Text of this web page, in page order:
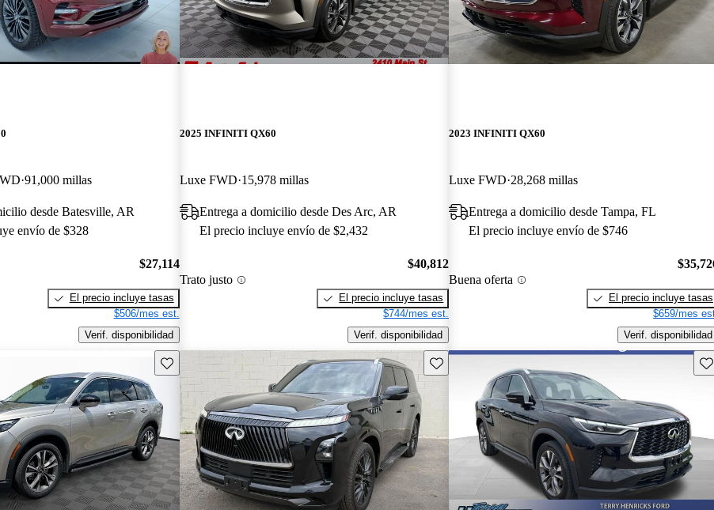
91,000 millas
desde Batesville, AR
envío de $328
$27,114
El precio incluye tasas
$506/mes est.
Verif. disponibilidad
2025 INFINITI QX60
Luxe FWD 15,978 millas
Entrega a domicilio desde Des Arc, AR
El precio incluye envío de $2,432
Trato justo
$40,812
El precio incluye tasas
$744/mes est.
Verif. disponibilidad
2023 INFINITI QX60
Luxe FWD 28,268 millas
Entrega a domicilio desde Tampa, FL
El precio incluye envío de $746
Buena oferta
El precio incluye tasas
$659/mes
Verif. disponibilidad
Guarda este Aviso Guarda este Aviso